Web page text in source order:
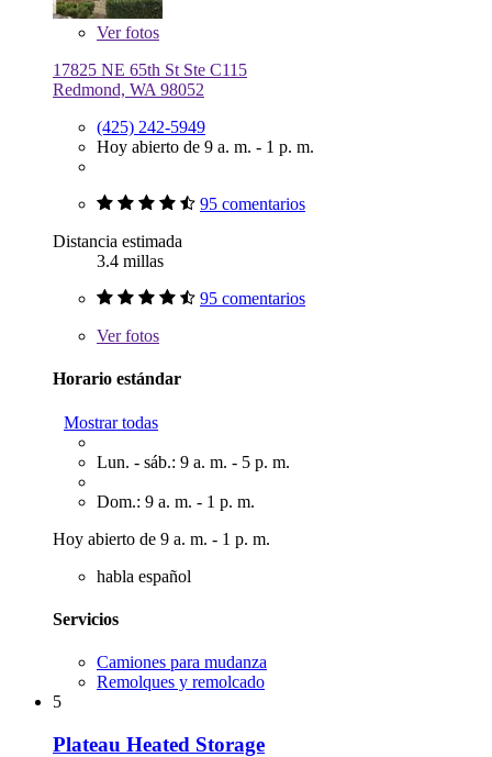
Verfotos
17825 NE 65th St Ste C115
Redmond, WA 98052
(425) 242-5949
Hoy abierto de 9 a. m. - 1 p. m.
95 comentarios
Distancia estimada
3.4 millas
95 comentarios
Verfotos
Horario estándar
Mostrar todas
Lun. - sáb.: 9 a. m. - 5 p. m.
Dom.: 9 a. m. - 1 p. m.
Hoy abierto de 9 a. m. - 1 p. m.
habla español
Servicios
Camiones para mudanza
Remolques y remolcado
5
Plateau Heated Storage